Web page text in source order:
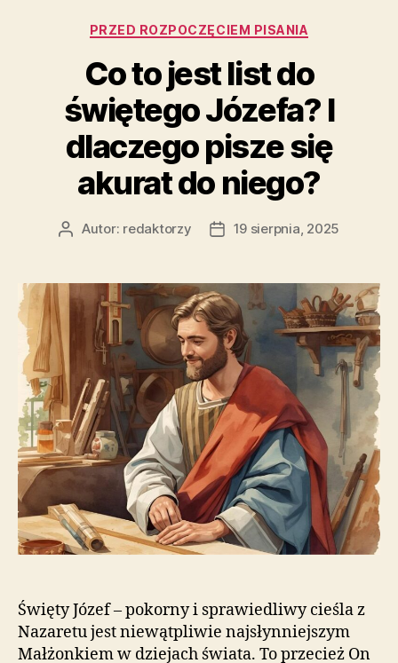
Kategorie
PRZED ROZPOCZĘCIEM PISANIA
Co to jest list do
świętego Józefa? I
dlaczego pisze się
akurat do niego?
AutorAutor: redaktorzy
Data19 sierpnia, 2025
Święty Józef – pokorny i sprawiedliwy cieśla z
Nazaretu jest niewątpliwie najsłynniejszym
Małżonkiem w dziejach świata. To przecież On